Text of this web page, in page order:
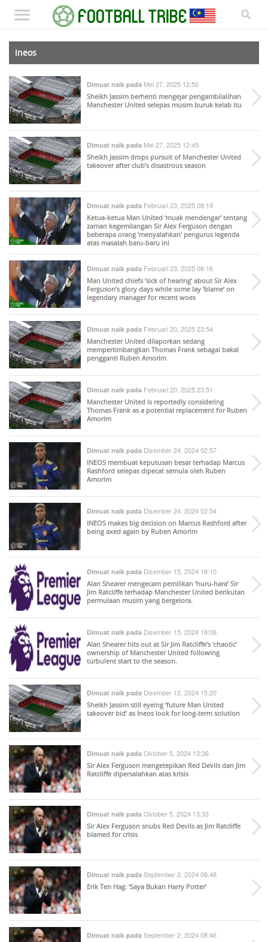
ineos
Dimuat naik pada Mei 27, 2025 12:50
Sheikh Jassim berhenti mengejar pengambilalihan
Manchester United selepas musim buruk kelab itu
Dimuat naik pada Mei 27, 2025 12:45
Sheikh Jassim drops pursuit of Manchester United
takeover after club’s disastrous season
Dimuat naik pada Februari 23, 2025 08:19
Ketua-ketua Man United ‘muak mendengar’ tentang
zaman kegemilangan Sir Alex Ferguson dengan
beberapa orang ‘menyalahkan’ pengurus legenda
atas masalah baru-baru ini
Dimuat naik pada Februari 23, 2025 08:16
Man United chiefs ‘sick of hearing’ about Sir Alex
Ferguson’s glory days while some lay ‘blame’ on
legendary manager for recent woes
Dimuat naik pada Februari 20, 2025 23:54
Manchester United dilaporkan sedang
mempertimbangkan Thomas Frank sebagai bakal
pengganti Ruben Amorim
Dimuat naik pada Februari 20, 2025 23:51
Manchester United is reportedly considering
Thomas Frank as a potential replacement for Ruben
Amorim
Dimuat naik pada Disember 24, 2024 02:57
INEOS membuat keputusan besar terhadap Marcus
Rashford selepas dipecat semula oleh Ruben
Amorim
Dimuat naik pada Disember 24, 2024 02:54
INEOS makes big decision on Marcus Rashford after
being axed again by Ruben Amorim
Dimuat naik pada Disember 15, 2024 18:10
Alan Shearer mengecam pemilikan ‘huru-hara’ Sir
Jim Ratcliffe terhadap Manchester United berikutan
permulaan musim yang bergelora.
Dimuat naik pada Disember 15, 2024 18:06
Alan Shearer hits out at Sir Jim Ratcliffe’s ‘chaotic’
ownership of Manchester United following
turbulent start to the season.
Dimuat naik pada Disember 12, 2024 15:20
Sheikh Jassim still eyeing ‘future Man United
takeover bid’ as Ineos look for long-term solution
Dimuat naik pada Oktober 5, 2024 13:36
Sir Alex Ferguson mengetepikan Red Devils dan Jim
Ratcliffe dipersalahkan atas krisis
Dimuat naik pada Oktober 5, 2024 13:33
Sir Alex Ferguson snubs Red Devils as Jim Ratcliffe
blamed for crisis
Dimuat naik pada September 2, 2024 08:48
Erik Ten Hag: ‘Saya Bukan Harry Potter’
Dimuat naik pada September 2, 2024 08:46